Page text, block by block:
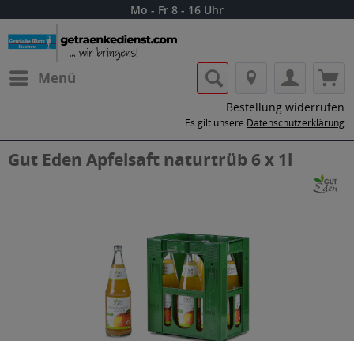
Mo - Fr 8 - 16 Uhr
Menü
Bestellung widerrufen
Es gilt unsere Datenschutzerklärung
Gut Eden Apfelsaft naturtrüb 6 x 1l